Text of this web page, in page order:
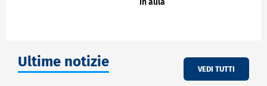
in aula
Ultime notizie VEDI TUTTI